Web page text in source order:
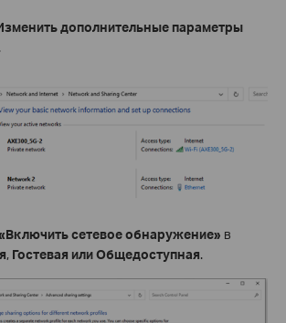
дополнительные параметры
.
сетевое обнаружение» в
, Гостевая или Общедоступная.